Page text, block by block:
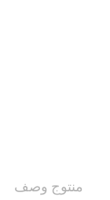
منتوج وصف